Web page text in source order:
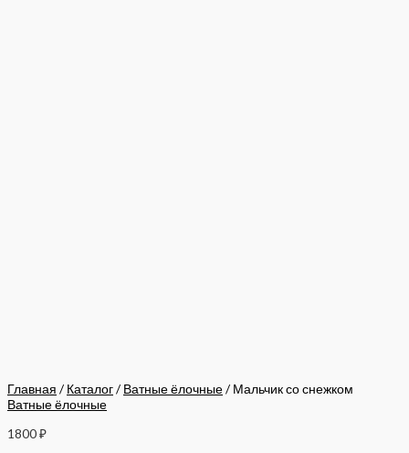
Главная / Каталог/ Ватные ёлочные/ Мальчик со снежком
Ватные ёлочные
1800₽